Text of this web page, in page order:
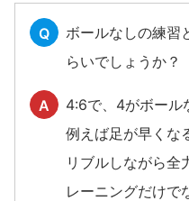
Q
ボールなしの練習
らいでしょうか？
A
4:6で、4がボール
例えば足が早くな
リブルしながら全
レーニングだけで